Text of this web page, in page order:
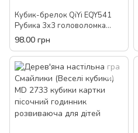
Кубик-брелок QiYi EQY541
Рубика 3х3 головоломка
дитяча розвиваюча класична
для дітей і дорослих
98.00 грн